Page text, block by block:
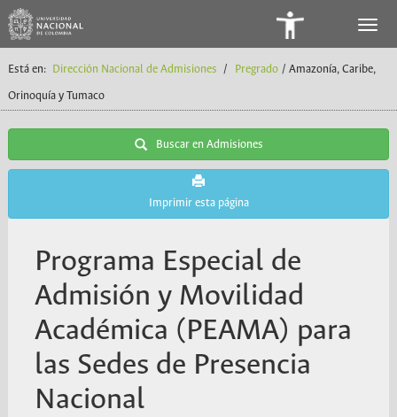
Está en: Dirección Nacional de Admisiones / Pregrado / Amazonía, Caribe,
Orinoquía y Tumaco
Buscar en Admisiones
Imprimir esta página
Programa Especial de
Admisión y Movilidad
Académica (PEAMA) para
las Sedes de Presencia
Nacional